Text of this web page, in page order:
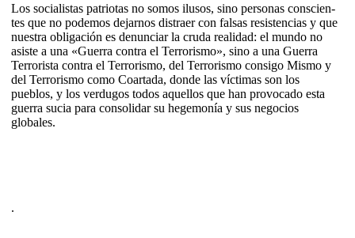
Los socialistas patriotas no somos ilusos, si­no personas conscien­
tes que no podemos dejarnos distraer con falsas resistencias y que
nuestra obligación es denunciar la cruda realidad: el mundo no
asiste a una «Guerra contra el Terrorismo», sino a una Gue­rra
Terrorista contra el Terro­ris­mo, del Te­rrorismo consigo Mis­mo y
del Te­rro­rismo como Coartada, donde las víc­timas son los
pueblos, y los verdu­gos to­dos aquellos que han pro­vo­cado esta
guerra sucia para consolidar su hege­mo­nía y sus negocios
globales.
.